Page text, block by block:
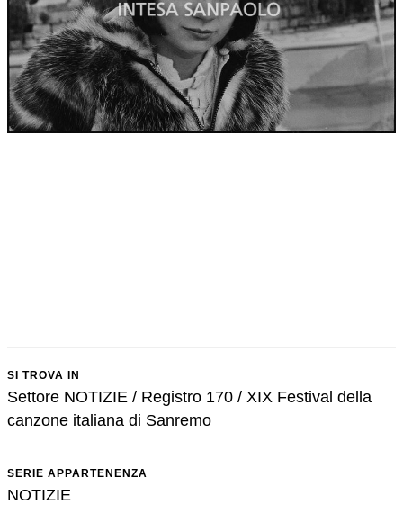
SI TROVA IN
Settore NOTIZIE / Registro 170 / XIX Festival della
canzone italiana di Sanremo
SERIE APPARTENENZA
NOTIZIE